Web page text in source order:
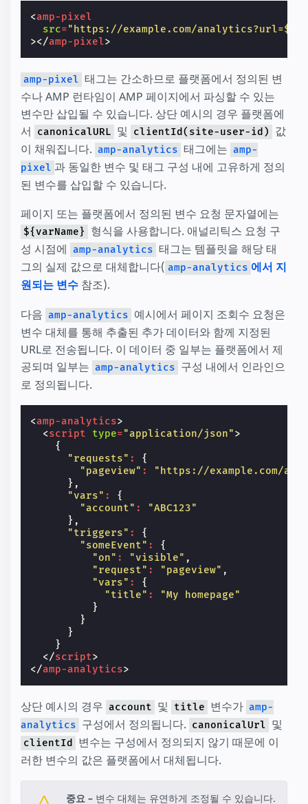
<amp-pixel
src="https://example.com/
></amp-pixel>
amp-pixel 태그는 간소하므로 플랫폼에서 정의된 변
수나 AMP 런타임이 AMP 페이지에서 파싱할 수 있는
변수만 삽입될 수 있습니다. 상단 예시의 경우 플랫폼에
서
canonicalURL 및 clientId(site-user-id)
값
이 채워집니다. amp-analytics 태그에는 amp-
pixel 과 동일한 변수 및 태그 구성 내에 고유하게 정의
된 변수를 삽입할 수 있습니다.
페이지 또는 플랫폼에서 정의된 변수 요청 문자열에는
${varName}
형식을 사용합니다. 애널리틱스 요청 구
성 시점에 amp-analytics 태그는 템플릿을 해당 태
그의 실제 값으로 대체합니다( amp-analytics 에서 지
원되는 변수 참조).
다음 amp-analytics 예시에서 페이지 조회수 요청은
변수 대체를 통해 추출된 추가 데이터와 함께 지정된
URL로 전송됩니다. 이 데이터 중 일부는 플랫폼에서 제
공되며 일부는 amp-analytics 구성 내에서 인라인으
로 정의됩니다.
<amp-analytics>
<script type="application/json">
{
"requests" :
{
"pageview" :
"https://example.com/
},
"vars" :
{
"account" :
"ABC123"
},
"triggers" :
{
"someEvent" :
{
"on" : "visible" ,
"request" : "pageview" ,
"vars" :
{
"title" :
"My homepage"
}
}
}
}
</script>
</amp-analytics>
상단 예시의 경우 account 및 title 변수가 amp-
analytics 구성에서 정의됩니다. canonicalUrl 및
clientId
변수는 구성에서 정의되지 않기 때문에 이
러한 변수의 값은 플랫폼에서 대체됩니다.
중요 – 변수 대체는 유연하게 조정될 수 있습니다.